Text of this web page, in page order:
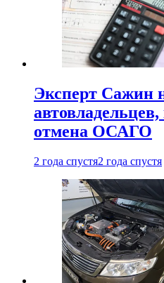
Эксперт Сажин
отмена ОСАГО
2 года спустя2 года спустя